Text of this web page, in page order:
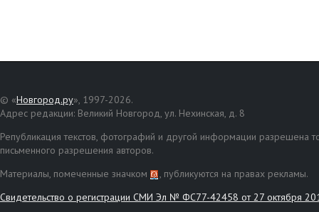
© «Новгород.ру», 1997-2026.
Адрес редакции: Великий Новгород, ул. Нехинская, д. 8
Републикация текстов, фотографий и другой информации разрешена
письменного разрешения авторов.
Материалы, помеченные значком
, публикуются на правах рекламы.
Свидетельство о регистрации СМИ Эл № ФС77-42458 от 27 октября